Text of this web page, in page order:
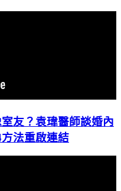
友？袁瑋醫師談婚內
法重啟連結